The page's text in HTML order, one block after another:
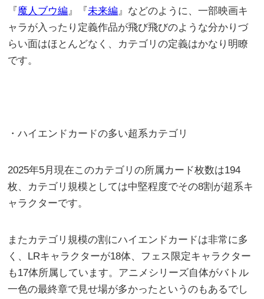
『 魔人ブウ編 』『未来編 』などのように、一部映画キ
ャラが入ったり定義作品が飛び飛びのような分かりづ
らい面はほとんどなく、カテゴリの定義はかなり明瞭
です。
・ハイエンドカードの多い超系カテゴリ
2025年5月現在このカテゴリの所属カード枚数は194
枚、カテゴリ規模としては中堅程度でその8割が超系キ
ャラクターです。
またカテゴリ規模の割にハイエンドカードは非常に多
く、LRキャラクターが18体、フェス限定キャラクター
も17体所属しています。アニメシリーズ自体がバトル
一色の最終章で見せ場が多かったというのもあるでし